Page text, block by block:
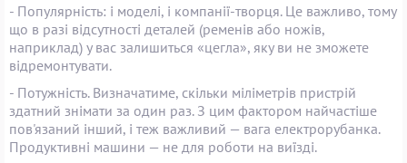
- Популярність: і моделі, і компанії-творця. Це важливо, тому
що в разі відсутності деталей (ременів або ножів,
наприклад) у вас залишиться «цегла», яку ви не зможете
відремонтувати.
- Потужність. Визначатиме, скільки міліметрів пристрій
здатний знімати за один раз. З цим фактором найчастіше
пов'язаний інший, і теж важливий — вага електрорубанка.
Продуктивні машини — не для роботи на виїзді.